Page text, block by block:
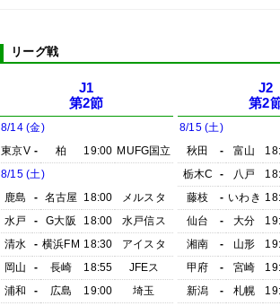
リーグ戦
J1
第2節
8/14 (金)
東京V - 柏 19:00 MUFG国立
8/15 (土)
鹿島
- 名古屋 18:00
メルスタ
水戸
- G大阪 18:00
水戸信ス
清水
- 横浜FM 18:30
アイスタ
岡山
- 長崎 18:55
JFEス
浦和
- 広島 19:00
埼玉
J2
第2
8/15 (土)
秋田
- 富山
栃木C
- 八戸
藤枝
- いわき
仙台
- 大分
湘南
- 山形
甲府
- 宮崎
新潟
- 札幌